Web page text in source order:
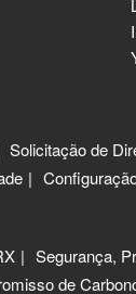
Solicitação de
Segurança,
de